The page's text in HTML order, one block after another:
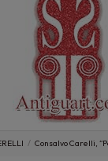
Consalvo Carelli,